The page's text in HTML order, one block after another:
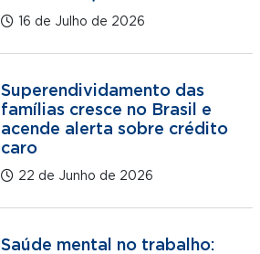
16 de Julho de 2026
Superendividamento das
famílias cresce no Brasil e
acende alerta sobre crédito
caro
22 de Junho de 2026
Saúde mental no trabalho: